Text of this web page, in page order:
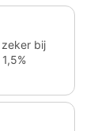
bij